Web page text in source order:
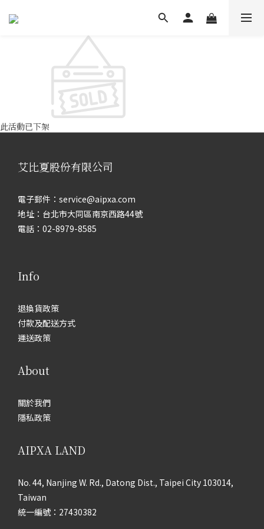
此活動已下架
艾比夏股份有限公司
電子郵件：service@aipxa.com
地址：台北市大同區南京西路44號
電話：02-8979-8585
Info
退換貨政策
付款及配送方式
運送政策
About
關於我們
隱私政策
AIPXA LAND
No. 44, Nanjing W. Rd., Datong Dist., Taipei City 103014,
Taiwan
統一編號：27430382